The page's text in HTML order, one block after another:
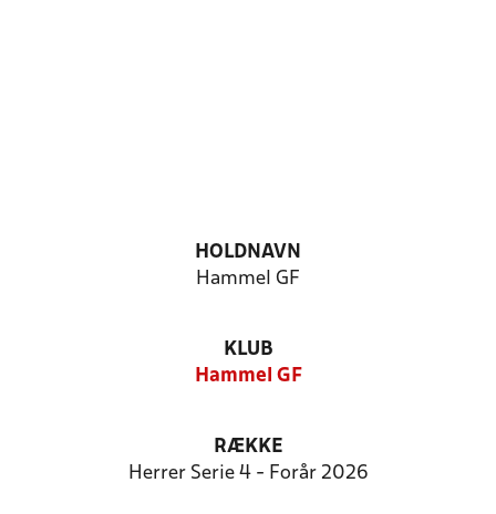
HOLDNAVN
Hammel GF
KLUB
Hammel GF
RÆKKE
Herrer Serie 4 - Forår 2026